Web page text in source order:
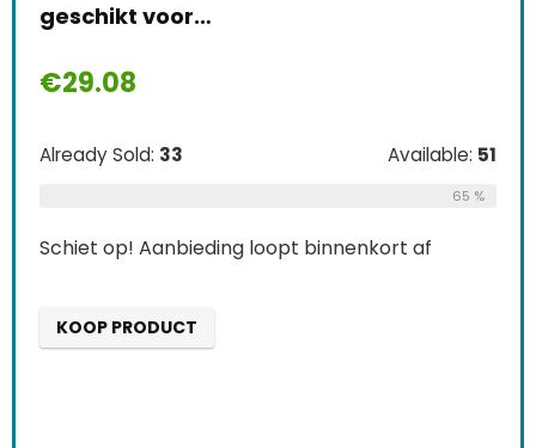
geschikt voor…
€29.08
Already Sold: 33 Available: 51
65 %
Schiet op! Aanbieding loopt binnenkort af
KOOP PRODUCT